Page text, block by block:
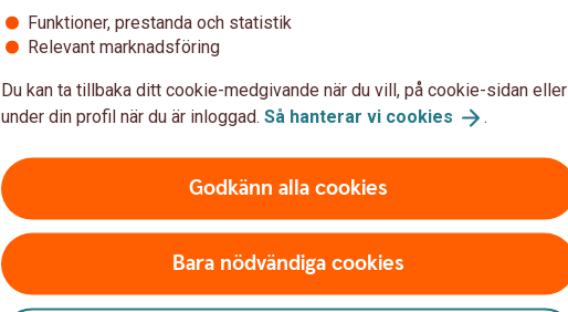
Funktioner, prestanda och statistik
Relevant marknadsföring
Du kan ta tillbaka ditt cookie-medgivande när du vill, på cookie-sidan eller
under din profil när du är inloggad. Så hanterar vi cookies .
Godkänn alla cookies
Bara nödvändiga cookies